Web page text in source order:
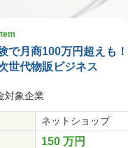
で月商100万円超えも
世代物販ビジネス
対象企業
ネットショップ
150 万円